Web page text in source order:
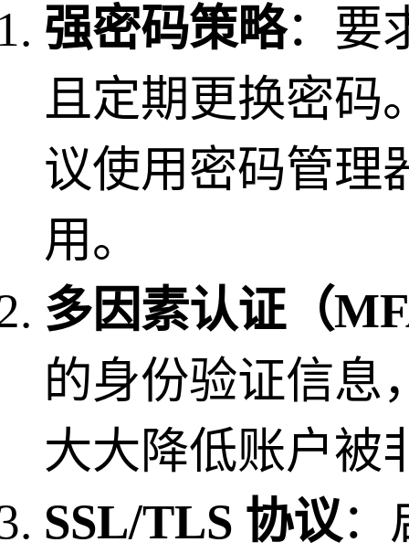
强密码策略：要
且定期更换密码
议使用密码管理
用。
多因素认证（
的身份验证信息
大大降低账户被
SSL/TLS 协议：